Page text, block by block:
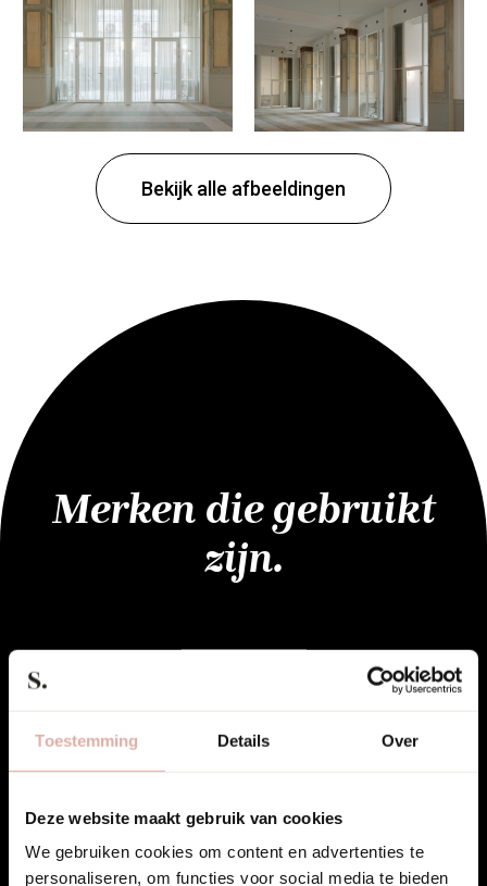
Toestemming Details Over
Deze website maakt gebruik van cookies
We gebruiken cookies om content en advertenties te
personaliseren, om functies voor social media te bieden
Bekijk alle afbeeldingen
Merken die gebruikt
zijn.